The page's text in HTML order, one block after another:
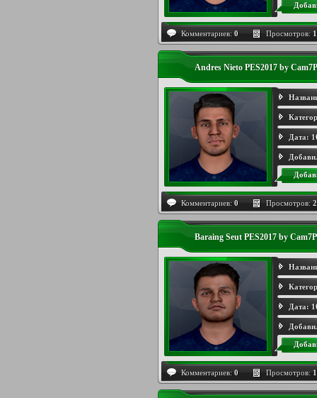
Комментариев: 0 Просмотров:
Andres Nieto PES2017 by
Дата:
Комментариев: 0 Просмотров:
Baraing Seut PES2017 by
Дата:
Комментариев: 0 Просмотров: